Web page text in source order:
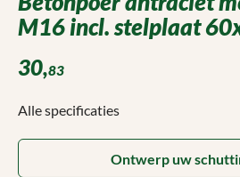
M16 incl. stelplaat
30,83
Alle specificaties
Ontwerp uw